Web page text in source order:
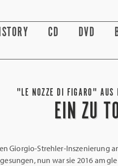
CD DVD
"LE NOZZE DI FIGARO" AUS
EIN ZU
Giorgio-Strehler-Inszenierung
nun war sie 2016 am